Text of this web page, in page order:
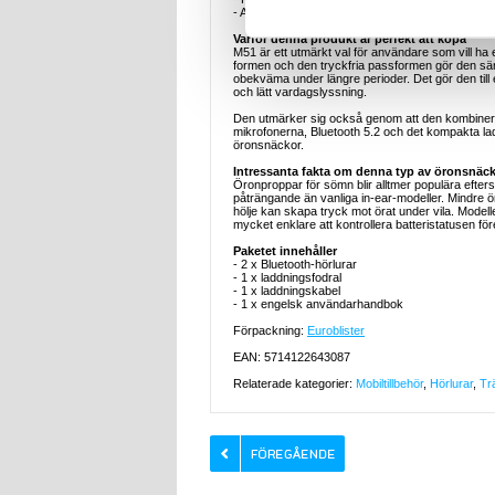
- Använda dem för avslappnat spelande eller
Varför denna produkt är perfekt att köpa
M51 är ett utmärkt val för användare som vill
formen och den tryckfria passformen gör den
obekväma under längre perioder. Det gör den
och lätt vardagslyssning.
Den utmärker sig också genom att den
mikrofonerna, Bluetooth 5.2 och det kompakta
öronsnäckor.
Intressanta fakta om denna typ av
Öronproppar för sömn blir alltmer populära
påträngande än vanliga in-ear-modeller.
hölje kan skapa tryck mot örat under vila.
mycket enklare att kontrollera batteristatusen
Paketet innehåller
- 2 x Bluetooth-hörlurar
- 1 x laddningsfodral
- 1 x laddningskabel
- 1 x engelsk användarhandbok
Förpackning: Euroblister
EAN: 5714122643087
Relaterade kategorier: Mobiltillbehör, Hörlurar,